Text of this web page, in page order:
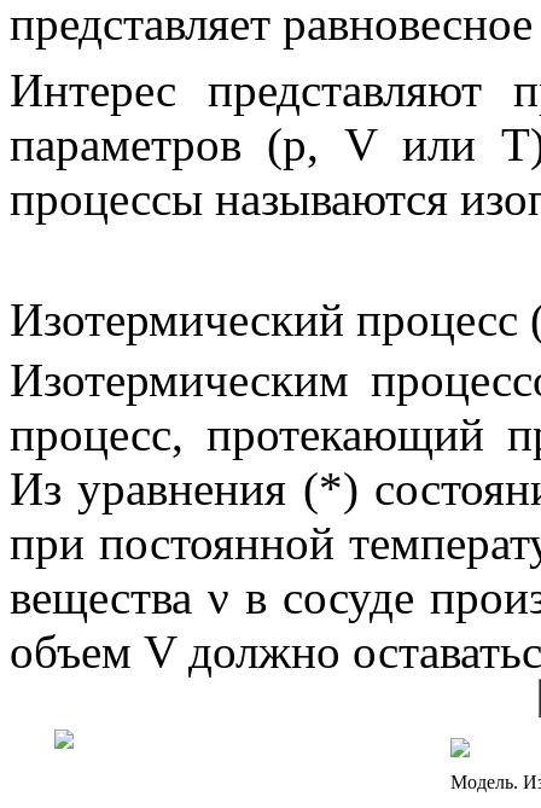
представляет
Интерес
параметров (p, VилиT
процессы называются
Изотермический процесс
Изотермическим
процесс, протекающий
Из уравнения (*)
при постоянной
вещества ν в сосуде
объем Vдолжно
Модель.